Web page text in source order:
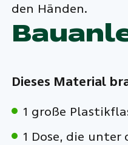
den Händen.
Dieses Material
1 große
1 Dose, die